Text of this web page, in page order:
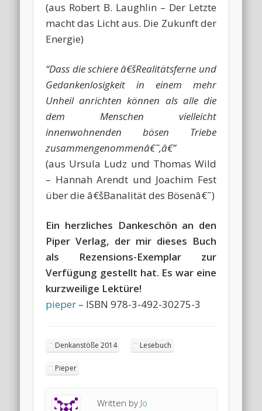
(aus Robert B. Laughlin – Der Letzte
macht das Licht aus. Die Zukunft der
Energie)
“Dass die schiere â€šRealitätsferne und
Gedankenlosigkeit in einem mehr
Unheil anrichten können als alle die
dem Menschen vielleicht
innenwohnenden bösen Triebe
zusammengenommenâ€˜,â€”
(aus Ursula Ludz und Thomas Wild
– Hannah Arendt und Joachim Fest
über die â€šBanalität des Bösenâ€˜)
Ein herzliches Dankeschön an den
Piper Verlag, der mir dieses Buch
als Rezensions-Exemplar zur
Verfügung gestellt hat. Es war eine
kurzweilige Lektüre!
pieper – ISBN 978-3-492-30275-3
Denkanstöße 2014 Lesebuch
Pieper
Written by Jo